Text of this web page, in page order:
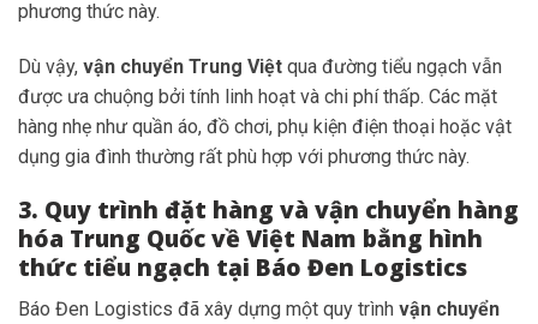
phương thức này.
Dù vậy, vận chuyển Trung Việt qua đường tiểu ngạch vẫn
được ưa chuộng bởi tính linh hoạt và chi phí thấp. Các mặt
hàng nhẹ như quần áo, đồ chơi, phụ kiện điện thoại hoặc vật
dụng gia đình thường rất phù hợp với phương thức này.
3. Quy trình đặt hàng và vận chuyển hàng
hóa Trung Quốc về Việt Nam bằng hình
thức tiểu ngạch tại Báo Đen Logistics
Báo Đen Logistics đã xây dựng một quy trình vận chuyển